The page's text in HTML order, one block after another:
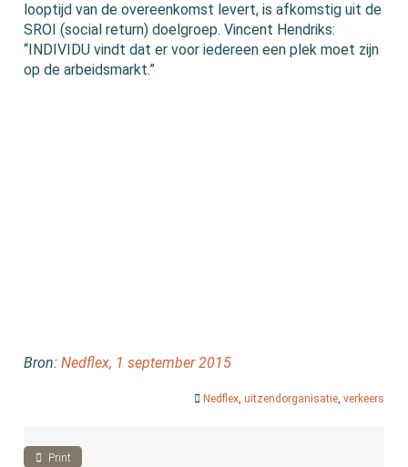
looptijd van de overeenkomst levert, is afkomstig uit de
SROI (social return) doelgroep. Vincent Hendriks:
“INDIVIDU vindt dat er voor iedereen een plek moet zijn
op de arbeidsmarkt.”
Bron:Nedflex, 1 september 2015
Nedflex, uitzendorganisatie, verkeers
Print